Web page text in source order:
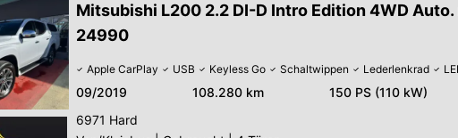
Mitsubishi L200 2.2 DI-D Intro Edition 4WD
24990
Apple CarPlay USB Keyless Go Schaltwippen Lederlenkrad
09/2019 108.280 km 150 PS (110 kW)
6971 Hard